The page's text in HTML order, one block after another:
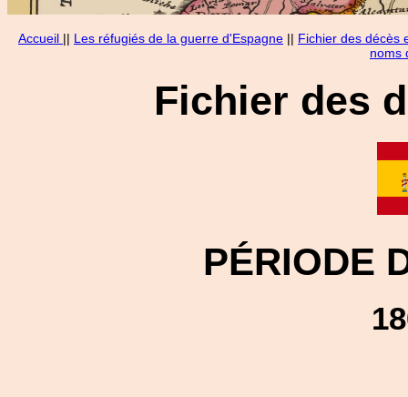
Accueil || Les réfugiés de la guerre d'Espagne || Fichier des décès
noms
Fichier des
PÉRIODE